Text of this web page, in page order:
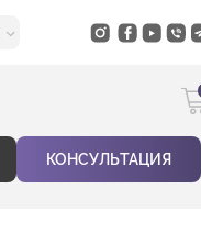
КОНСУЛЬТАЦИЯ